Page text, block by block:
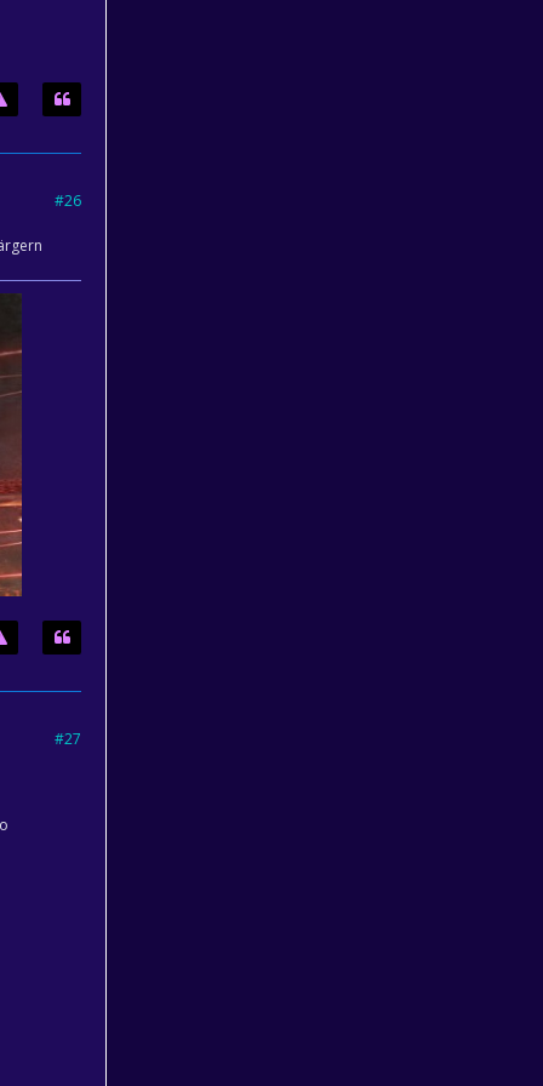
#26
#27